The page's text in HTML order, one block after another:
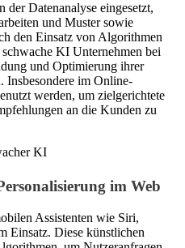
Datenanalyse eingesetzt,
und Muster sowie
den Einsatz von Algorithmen
KI Unternehmen bei
und Optimierung ihrer
Insbesondere im Online-
werden, um zielgerichtete
an die Kunden zu
im Web
Assistenten wie Siri,
Einsatz. Diese künstlichen